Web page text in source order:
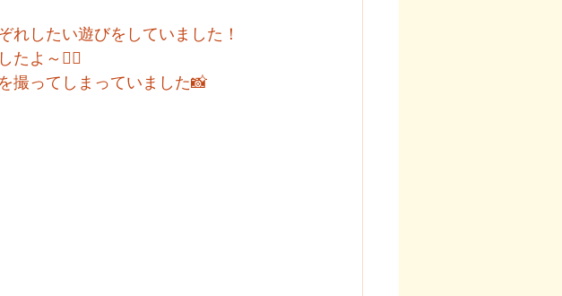
れしたい遊びをしていました！
たよ～🏃‍♂️
撮ってしまっていました📸